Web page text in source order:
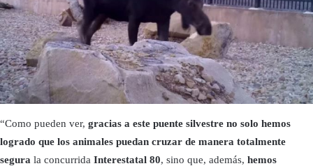
“Como pueden ver, gracias a este puente silvestre no solo hemos
logrado que los animales puedan cruzar de manera totalmente
segura la concurrida Interestatal 80, sino que, además, hemos